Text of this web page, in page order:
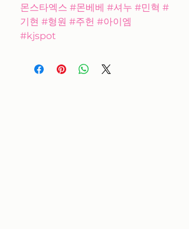
몬스타엑스 #몬베베 #셔누 #민혁 #
기현 #형원 #주헌 #아이엠
#kjspot